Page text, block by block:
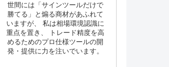
世間には「サインツールだけで
勝てる」と煽る商材があふれて
いますが、 私は相場環境認識に
重点を置き、 トレード精度を高
めるためのプロ仕様ツールの開
発・提供に力を注いでいます。